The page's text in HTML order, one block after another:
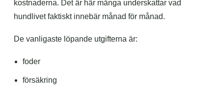
kostnaderna. Det är här många underskattar vad
hundlivet faktiskt innebär månad för månad.
De vanligaste löpande utgifterna är:
foder
försäkring